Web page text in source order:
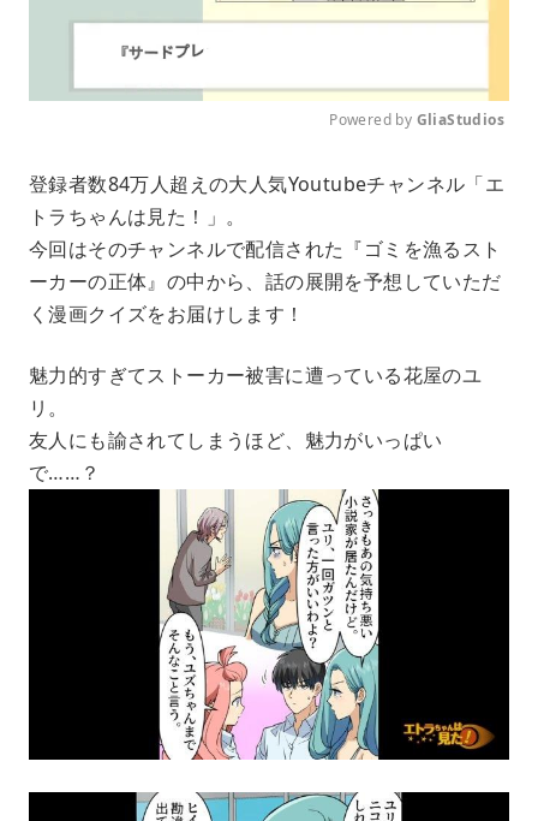
u
e
Powered by GliaStudios
登録者数84万人超えの大人気Youtubeチャンネル「エ
トラちゃんは見た！」。
今回はそのチャンネルで配信された『ゴミを漁るスト
ーカーの正体』の中から、話の展開を予想していただ
く漫画クイズをお届けします！
魅力的すぎてストーカー被害に遭っている花屋のユ
リ。
友人にも諭されてしまうほど、魅力がいっぱい
で……？